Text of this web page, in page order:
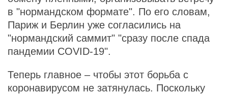
в "нормандском формате". По его словам,
Париж и Берлин уже согласились на
"нормандский саммит" "сразу после спада
пандемии COVID-19".
Теперь главное – чтобы этот борьба с
коронавирусом не затянулась. Поскольку